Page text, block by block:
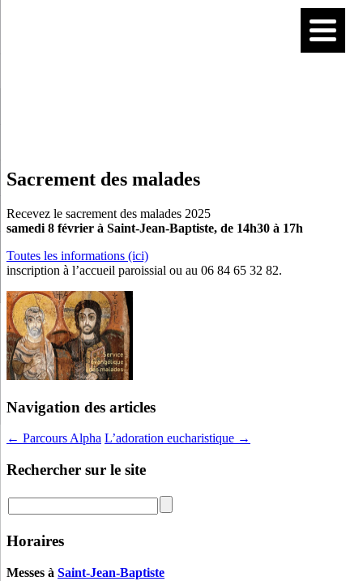
Sacrement des malades
Recevez le sacrement des malades 2025
samedi 8 février à Saint-Jean-Baptiste, de 14h30 à 17h
Toutes les informations (ici)
inscription à l’accueil paroissial ou au 06 84 65 32 82.
Navigation des articles
← Parcours Alpha L’adoration eucharistique →
Rechercher sur le site
Horaires
Messes à Saint-Jean-Baptiste